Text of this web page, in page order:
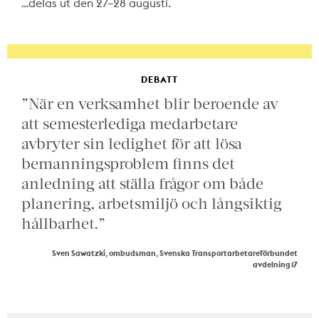
…delas ut den 27–28 augusti.
DEBATT
”När en verksamhet blir beroende av
att semesterlediga medarbetare
avbryter sin ledighet för att lösa
bemanningsproblem finns det
anledning att ställa frågor om både
planering, arbetsmiljö och långsiktig
hållbarhet.”
Sven Sawatzki, ombudsman, Svenska Transportarbetareförbundet
avdelning 17